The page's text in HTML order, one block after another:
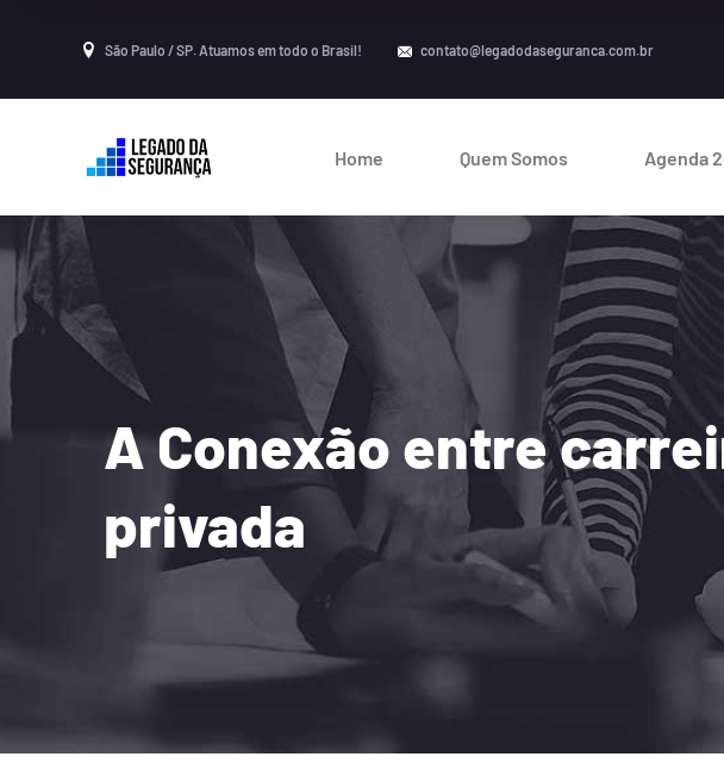
São Paulo / SP. Atuamos em todo o Brasil! contato@legadodaseguranca.com.br
Home Quem Somos Agenda
A Conexão entre
privada